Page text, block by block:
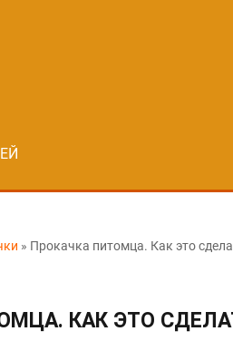
» Прокачка питомца. Как это
КАК ЭТО